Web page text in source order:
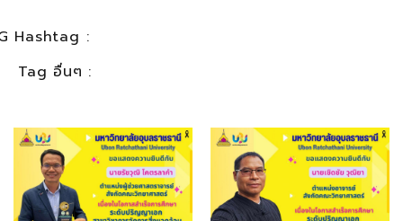
Hashtag :
Tag อื่นๆ :